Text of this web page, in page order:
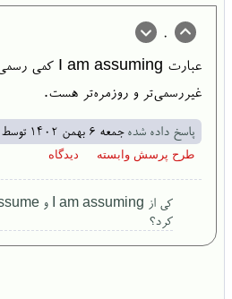
0
غیررسمی‌تر و روزمره‌تر هست.
پاسخ داده شده جمعه ۶ بهمن ۱۴۰۲ توسط
کرد؟